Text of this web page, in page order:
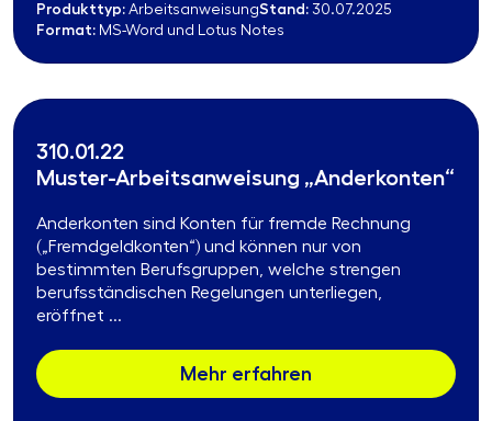
Produkttyp: ArbeitsanweisungStand: 30.07.2025
Format: MS-Word und Lotus Notes
310.01.22
Muster-Arbeitsanweisung „Anderkonten“
Anderkonten sind Konten für fremde Rechnung
(„Fremdgeldkonten“) und können nur von
bestimmten Berufsgruppen, welche strengen
berufsständischen Regelungen unterliegen,
eröffnet ...
Mehr erfahren